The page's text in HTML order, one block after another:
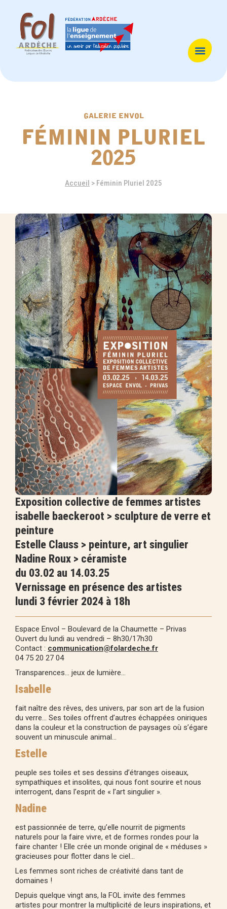
galerie envol
féminin pluriel
2025
Accueil > Féminin Pluriel 2025
Exposition collective de femmes artistes
isabelle baeckeroot > sculpture de verre et
peinture
Estelle Clauss > peinture, art singulier
Nadine Roux > céramiste
du 03.02 au 14.03.25
Vernissage en présence des artistes
lundi 3 février 2024 à 18h
Espace Envol – Boulevard de la Chaumette – Privas
Ouvert du lundi au vendredi – 8h30/17h30
Contact : communication@folardeche.fr
04 75 20 27 04
Transparences… jeux de lumière…
Isabelle
fait naître des rêves, des univers, par son art de la fusion
du verre… Ses toiles offrent d’autres échappées oniriques
dans la couleur et la construction de paysages où s’égare
souvent un minuscule animal…
Estelle
peuple ses toiles et ses dessins d’étranges oiseaux,
sympathiques et insolites, qui nous font sourire et nous
interrogent, dans l’esprit de « l’art singulier ».
Nadine
est passionnée de terre, qu’elle nourrit de pigments
naturels pour la faire vivre, et de formes rondes pour la
faire chanter ! Elle crée un monde original de « méduses »
gracieuses pour flotter dans le ciel…
Les femmes sont riches de créativité dans tant de
domaines !
Depuis quelque vingt ans, la FOL invite des femmes
artistes pour montrer la multiplicité de leurs inspirations, et